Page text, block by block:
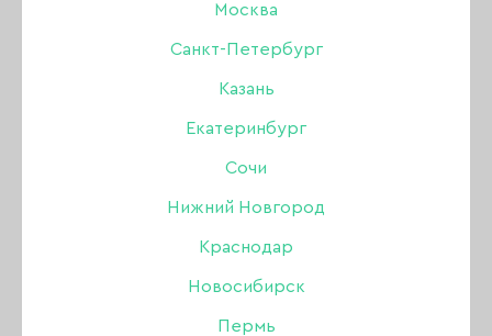
Москва
Санкт-Петербург
Казань
Екатеринбург
Сочи
Нижний Новгород
Краснодар
Новосибирск
Пермь